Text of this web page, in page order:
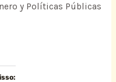
y Políticas Públicas